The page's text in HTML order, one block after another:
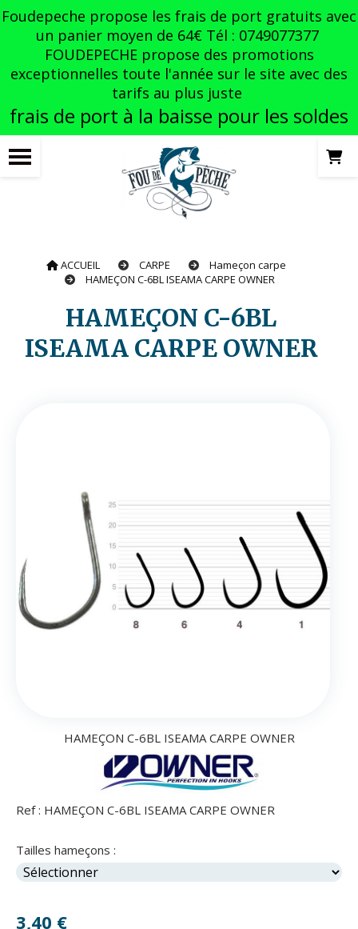
Foudepeche propose les frais de port gratuits avec
un panier moyen de 64€ Tél : 0749077377
FOUDEPECHE propose des promotions
exceptionnelles toute l'année sur le site avec des
tarifs au plus juste
frais de port à la baisse pour les soldes
ACCUEIL CARPE
Hameçon carpe
HAMEÇON C-6BL ISEAMA CARPE OWNER
HAMEÇON C-6BL
ISEAMA CARPE OWNER
HAMEÇON C-6BL ISEAMA CARPE OWNER
Ref : HAMEÇON C-6BL ISEAMA CARPE OWNER
Tailles hameçons :
3,40 €